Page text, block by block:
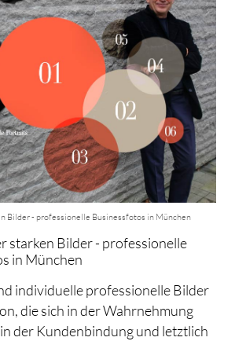
Bilder - professionelle Businessfotos in München
starken Bilder - professionelle
in München
individuelle professionelle Bilder
die sich in der Wahrnehmung
der Kundenbindung und letztlich